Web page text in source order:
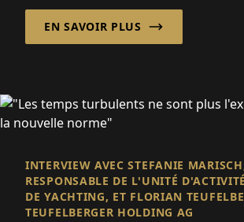
vêtements.
EN SAVOIR PLUS
INTERVIEW AVEC STEFANIE
RESPONSABLE DE L'UNITÉ
DE YACHTING, ET FLORIAN
TEUFELBERGER HOLDING AG